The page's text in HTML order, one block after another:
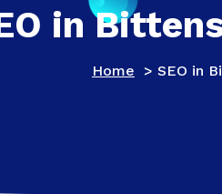
in
Home > SEO in